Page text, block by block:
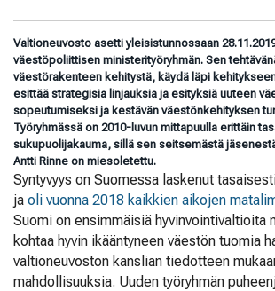
Valtioneuvosto asetti yleisistunnossaan
väestöpoliittisen ministerityöryhmän. Sen
väestörakenteen kehitystä, käydä läpi
esittää strategisia linjauksia ja esityksiä uuteen
sopeutumiseksi ja kestävän väestönkehityksen
Työryhmässä on 2010-luvun mittapuulla erittäin
sukupuolijakauma, sillä sen seitsemästä
Antti Rinne on miesoletettu.
Syntyvyys on Suomessa laskenut
ja oli vuonna 2018 kaikkien aikojen
Suomi on ensimmäisiä hyvinvointivaltioita
kohtaa hyvin ikääntyneen väestön tuomia
valtioneuvoston kanslian tiedotteen
mahdollisuuksia. Uuden työryhmän